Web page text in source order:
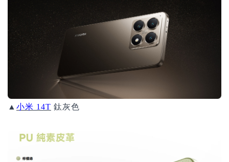
▲ 小米 14T 鈦灰色